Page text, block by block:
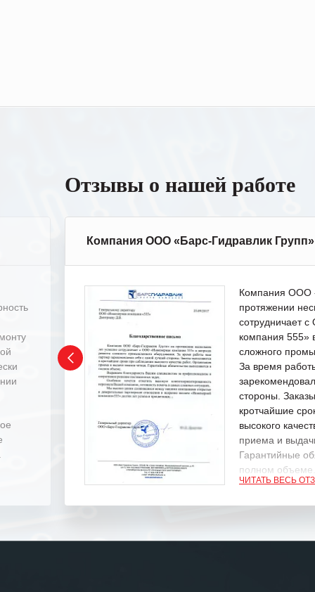
Отзывы о нашей работе
Компания ООО «Барс-Гидравлик Групп»
Компания ООО
протяжении
сотрудничает
компания 555»
сложного
За время
стороны.
кротчайшие
высокого
приема и
Гарантийные
полном объеме.
ЧИТАТЬ ВЕСЬ